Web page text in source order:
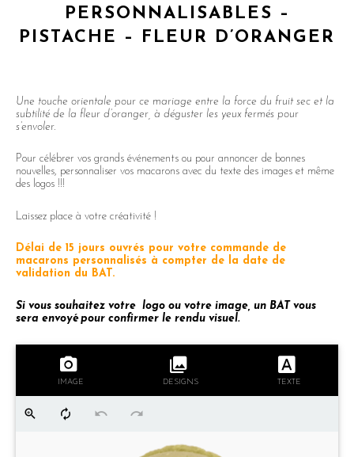
PERSONNALISABLES –
PISTACHE – FLEUR D’ORANGER
Une touche orientale pour ce mariage entre la force du fruit sec et la
subtilité de la fleur d’oranger, à déguster les yeux fermés pour
s’envoler.
Pour célébrer vos grands événements ou pour annoncer de bonnes
nouvelles, personnaliser vos macarons avec du texte des images et même
des logos !!!
Laissez place à votre créativité !
Délai de 15 jours ouvrés pour votre commande de
macarons personnalisés à compter de la date de
validation du BAT.
Si vous souhaitez votre logo ou votre image, un BAT vous
sera envoyé pour confirmer le rendu visuel.
IMAGE DESIGNS TEXTE